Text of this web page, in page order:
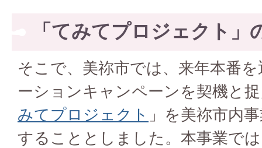
「てみてプロジェクト」
そこで、美祢市では、来年本番
ーションキャンペーンを契機と
みてプロジェクト 」を美祢市内
することとしました。本事業で